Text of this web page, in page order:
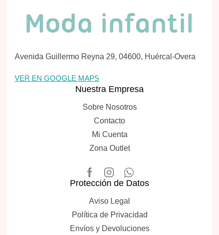
Avenida Guillermo Reyna 29, 04600, Huércal-Overa
VER EN GOOGLE MAPS
Nuestra Empresa
Sobre Nosotros
Contacto
Mi Cuenta
Zona Outlet
Protección de Datos
Aviso Legal
Política de Privacidad
Envíos y Devoluciones